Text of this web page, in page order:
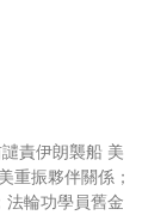
責伊朗襲船 美
重振夥伴關係；
法輪功學員舊金